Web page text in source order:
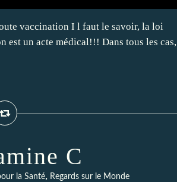
vaccination I l faut le savoir, la loi
est un acte médical!!! Dans tous les cas,
C
la Santé, Regards sur le Monde